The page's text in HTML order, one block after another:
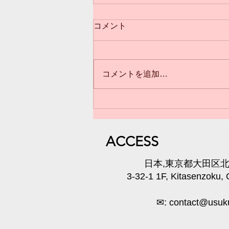
礼❣️
コメント
コメントを追加…
​ACCESS
日本,東京都大田区
3-32-1 1F, Kitasenzoku,
✉: